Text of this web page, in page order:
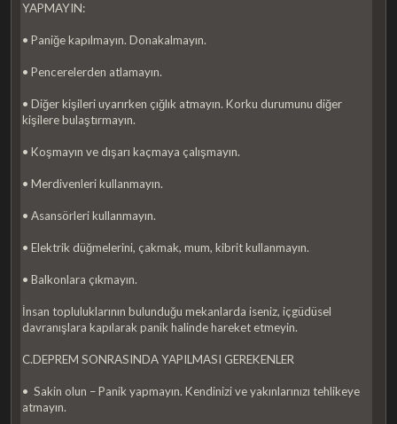
YAPMAYIN:
• Paniğe kapılmayın. Donakalmayın.
• Pencerelerden atlamayın.
• Diğer kişileri uyarırken çığlık atmayın. Korku durumunu diğer
kişilere bulaştırmayın.
• Koşmayın ve dışarı kaçmaya çalışmayın.
• Merdivenleri kullanmayın.
• Asansörleri kullanmayın.
• Elektrik düğmelerini, çakmak, mum, kibrit kullanmayın.
• Balkonlara çıkmayın.
İnsan topluluklarının bulunduğu mekanlarda iseniz, içgüdüsel
davranışlara kapılarak panik halinde hareket etmeyin.
C.DEPREM SONRASINDA YAPILMASI GEREKENLER
• Sakin olun – Panik yapmayın. Kendinizi ve yakınlarınızı tehlikeye
atmayın.